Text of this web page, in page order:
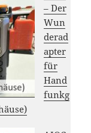
– Der
Wun
derad
apter
für
Hand
funkg